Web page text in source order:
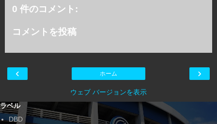
0 件のコメント:
コメントを投稿
‹ ›
ホーム
ウェブ バージョンを表示
ラベル
DBD